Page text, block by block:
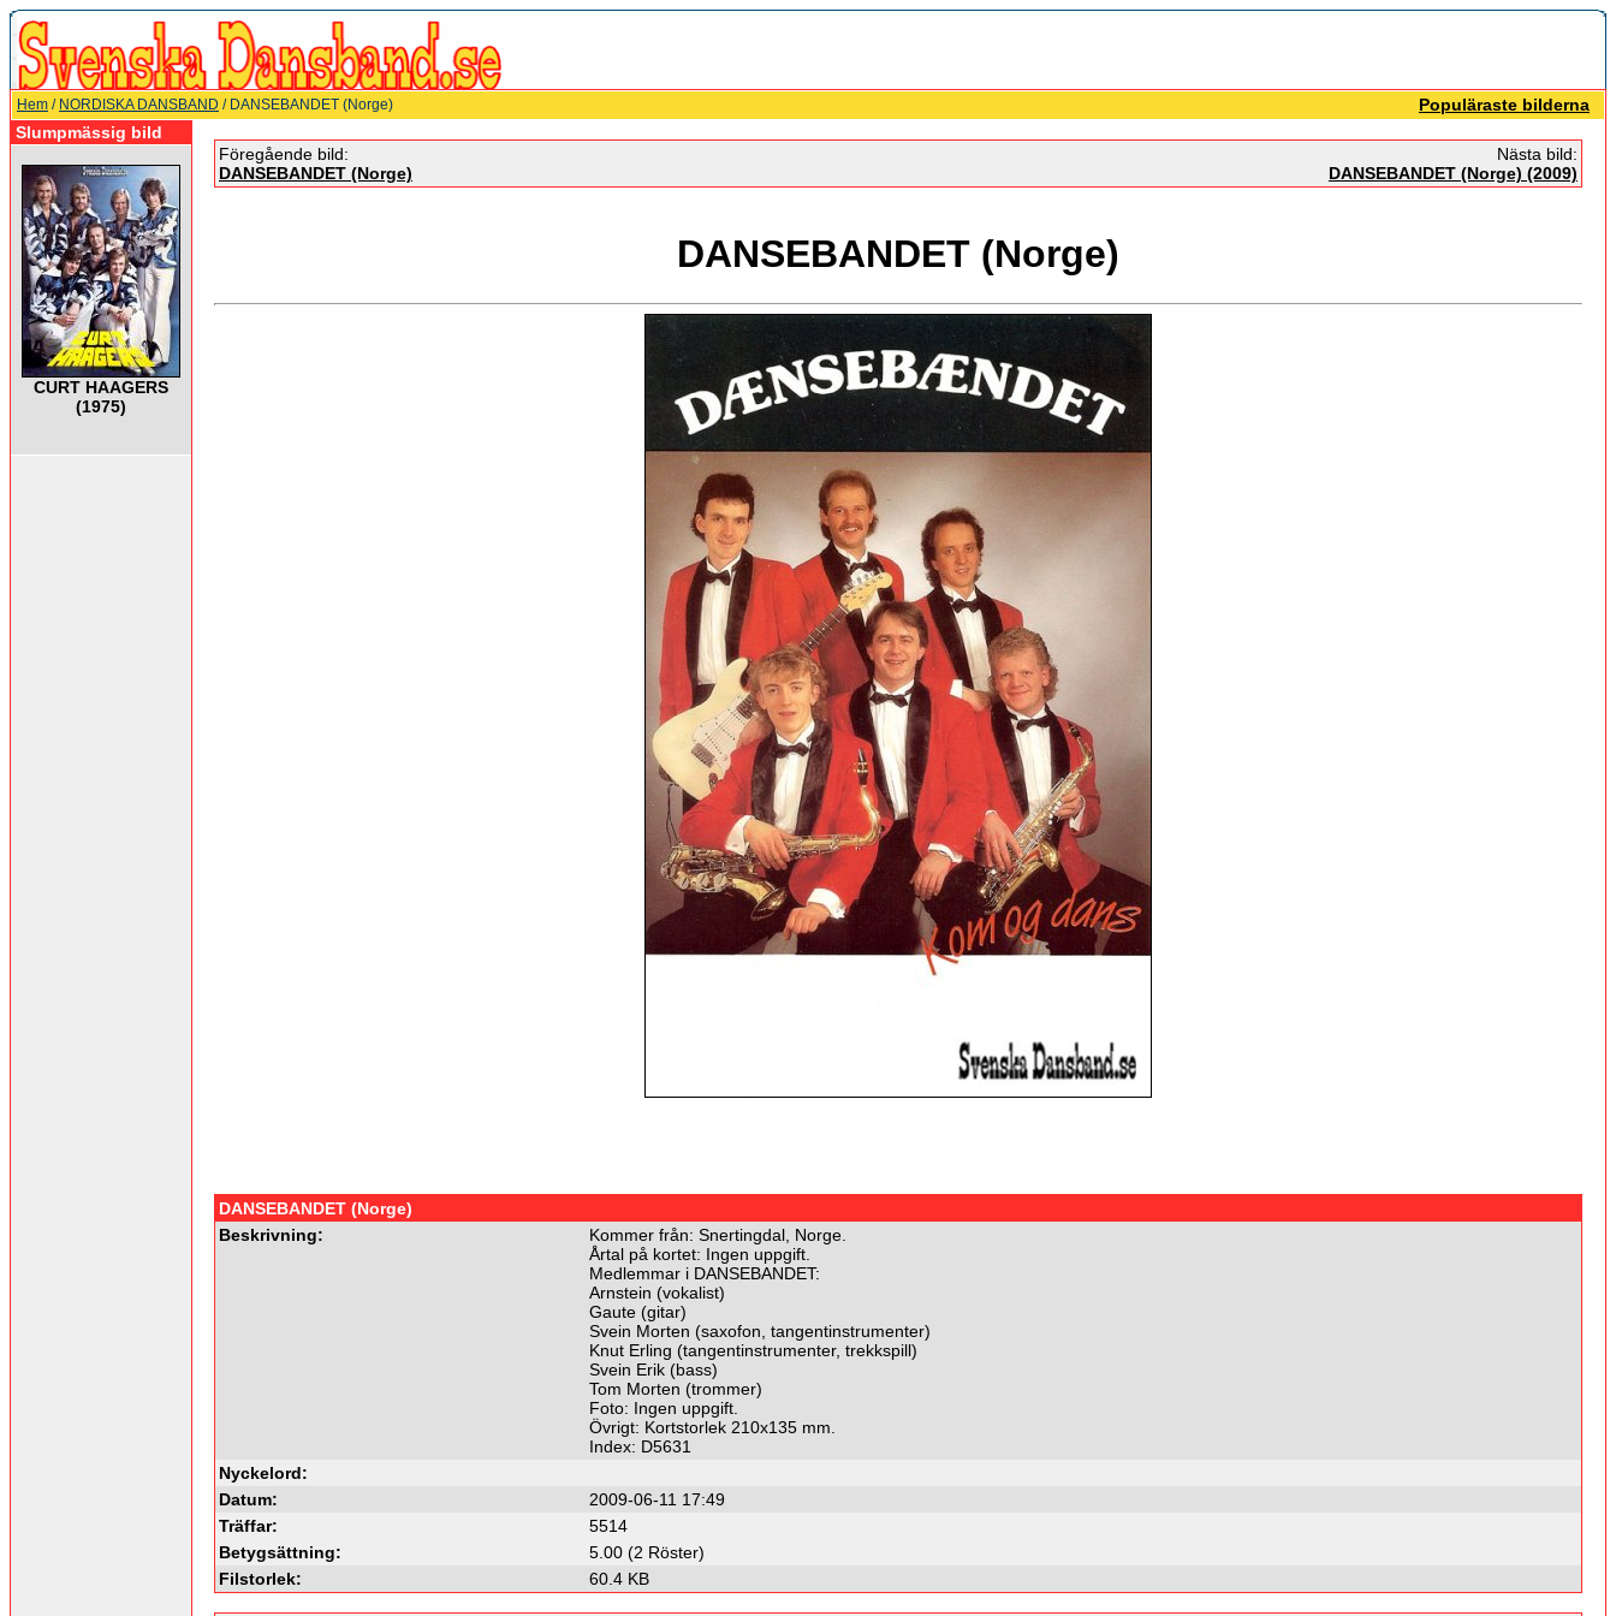
Hem / NORDISKA DANSBAND / DANSEBANDET (Norge)
Populäraste bilderna
Slumpmässig bild
CURT HAAGERS
(1975)
Föregående bild:
DANSEBANDET (Norge)
Nästa bild:
DANSEBANDET (Norge) (2009)
DANSEBANDET (Norge)
DANSEBANDET (Norge)
Beskrivning:
Kommer från: Snertingdal, Norge.
Årtal på kortet: Ingen uppgift.
Medlemmar i DANSEBANDET:
Arnstein (vokalist)
Gaute (gitar)
Svein Morten (saxofon, tangentinstrumenter)
Knut Erling (tangentinstrumenter, trekkspill)
Svein Erik (bass)
Tom Morten (trommer)
Foto: Ingen uppgift.
Övrigt: Kortstorlek 210x135 mm.
Index: D5631
Nyckelord:
Datum:
2009-06-11 17:49
Träffar:
5514
Betygsättning:
5.00 (2 Röster)
Filstorlek:
60.4 KB